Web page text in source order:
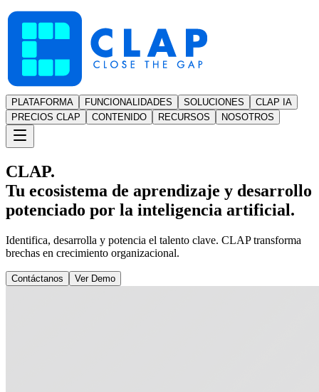
PLATAFORMA FUNCIONALIDADES SOLUCIONES
CLAP IA
PRECIOS CLAP
CONTENIDO RECURSOS NOSOTROS
CLAP.
Tu ecosistema de aprendizaje y desarrollo
potenciado por la inteligencia artificial.
Identifica, desarrolla y potencia el talento clave. CLAP transforma
brechas en crecimiento organizacional.
Contáctanos Ver Demo